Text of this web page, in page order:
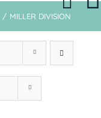
/ MILLER DIVISION